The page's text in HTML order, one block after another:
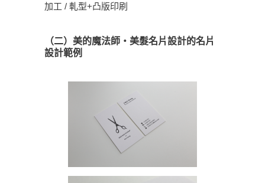
加工 / 軋型+凸版印刷
（二）美的魔法師・美髮名片設計的名片
設計範例